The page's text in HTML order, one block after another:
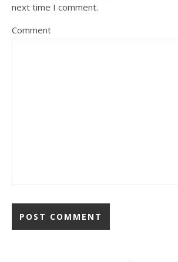
next time I comment.
Comment